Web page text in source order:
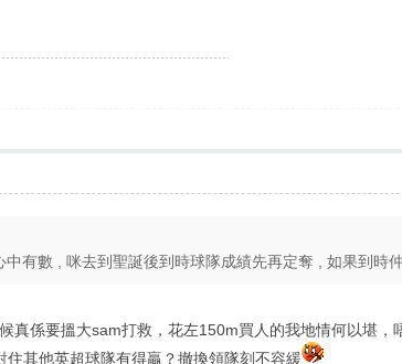
有數 , 咪去到聖誕後到時球隊成績先再定奪 , 如果到時仲
真係要搵大sam打救，花左150m買人的我地情何以堪
其他英超球隊有得贏？撤換領隊刻不容緩